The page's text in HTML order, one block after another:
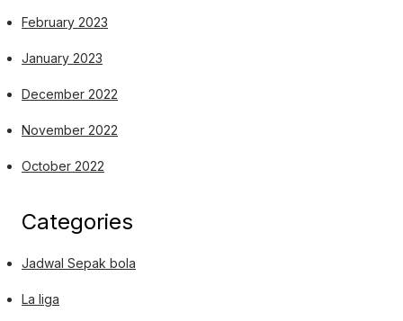
February 2023
January 2023
December 2022
November 2022
October 2022
Categories
Jadwal Sepak bola
La liga